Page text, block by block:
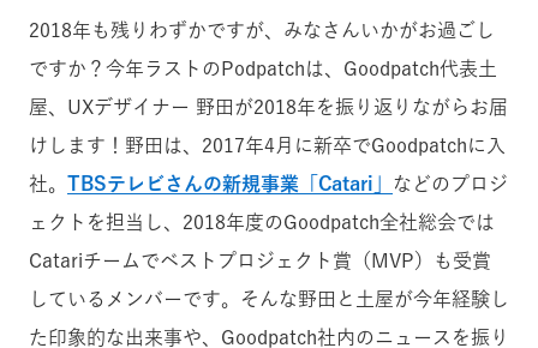
2018年も残りわずかですが、みなさんいかがお過ごし
ですか？今年ラストのPodpatchは、Goodpatch代表土
屋、UXデザイナー 野田が2018年を振り返りながらお届
けします！野田は、2017年4月に新卒でGoodpatchに入
社。 TBSテレビさんの新規事業「Catari」 などのプロジ
ェクトを担当し、2018年度のGoodpatch全社総会では
Catariチームでベストプロジェクト賞（MVP）も受賞
しているメンバーです。そんな野田と土屋が今年経験し
た印象的な出来事や、Goodpatch社内のニュースを振り